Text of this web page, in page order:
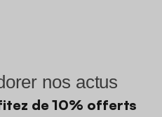
nos actus
de 10% offerts